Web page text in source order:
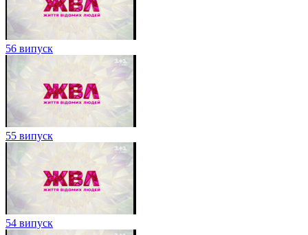
56 випуск
55 випуск
54 випуск